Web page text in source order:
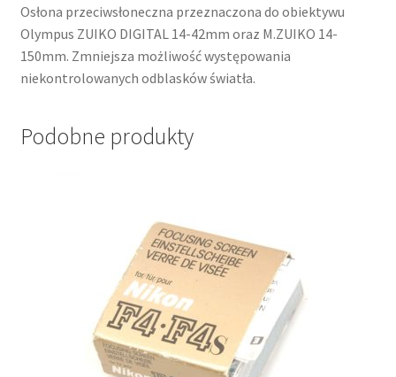
Osłona przeciwsłoneczna przeznaczona do obiektywu
Olympus ZUIKO DIGITAL 14-42mm oraz M.ZUIKO 14-
150mm. Zmniejsza możliwość występowania
niekontrolowanych odblasków światła.
Podobne produkty